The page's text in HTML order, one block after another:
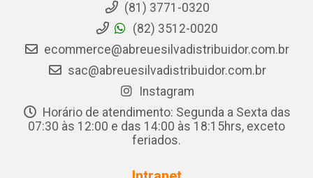
(81) 3771-0320
(82) 3512-0020
ecommerce@abreuesilvadistribuidor.com.br
sac@abreuesilvadistribuidor.com.br
Instagram
Horário de atendimento: Segunda a Sexta das
07:30 às 12:00 e das 14:00 às 18:15hrs, exceto
feriados.